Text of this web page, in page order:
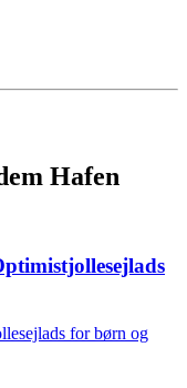
Hafen
for børn og